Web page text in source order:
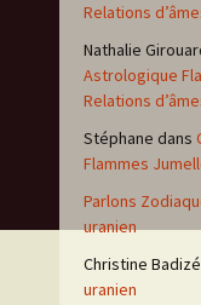
Relations
Nathalie
Astrologique
Relations
Stéphane dans
Flammes
Parlons
uranien
Christine Badizé
uranien